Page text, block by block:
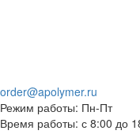
order@apolymer.ru
Режим работы: Пн-Пт
Время работы: с 8:00 до